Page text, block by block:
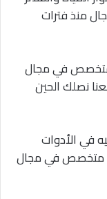
منذ فترات
متخصص في مجال
نصلك الحين
في الأدوات
متخصص في مجال